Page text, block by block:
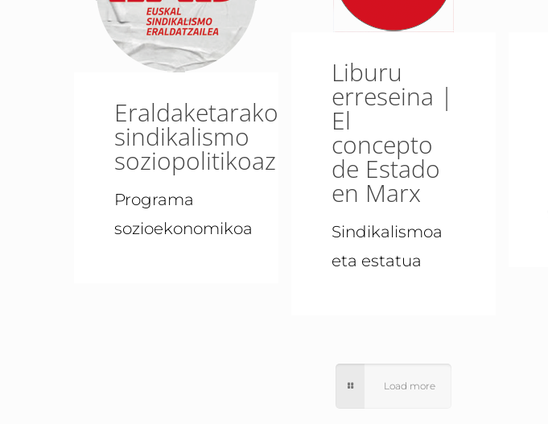
Eraldaketarako
sindikalismo
soziopolitikoaz
Programa
sozioekonomikoa
Liburu
erreseina |
El
concepto
de Estado
en Marx
Sindikalismoa
eta estatua
Load more